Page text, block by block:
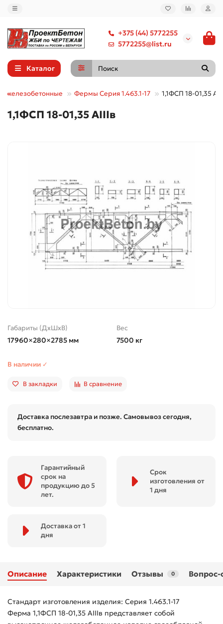
+375 (44) 5772255
5772255@list.ru
Каталог
железобетонные Фермы Серия 1.463.1-17 1,1ФСП 18-01,35
1,1ФСП 18-01,35 АIIIв
Габариты (ДхШхВ)
17960×280×2785 мм
Вес
7500 кг
В наличии ✓
В закладки В сравнение
Доставка послезавтра и позже. Самовывоз сегодня,
бесплатно.
Гарантийный
срок на
продукцию до 5
лет.
Срок
изготовления от
1 дня
Доставка от 1
дня
Описание Характеристики Отзывы 0 Вопрос-
Стандарт изготовления изделия: Серия 1.463.1-17
Ферма 1,1ФСП 18-01,35 АIIIв представляет собой